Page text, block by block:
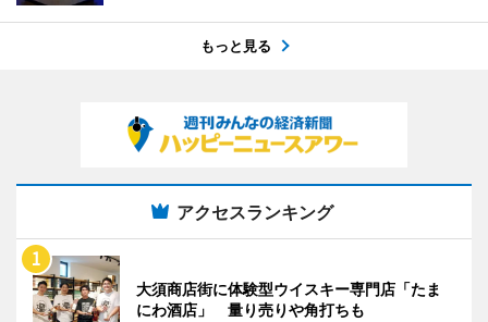
もっと見る
アクセスランキング
大須商店街に体験型ウイスキー専門店「たま
にわ酒店」 量り売りや角打ちも